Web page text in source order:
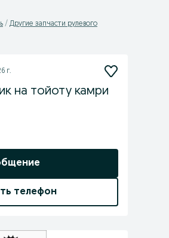
Другие запчасти рулевого
г.
на тойоту камри
телефон